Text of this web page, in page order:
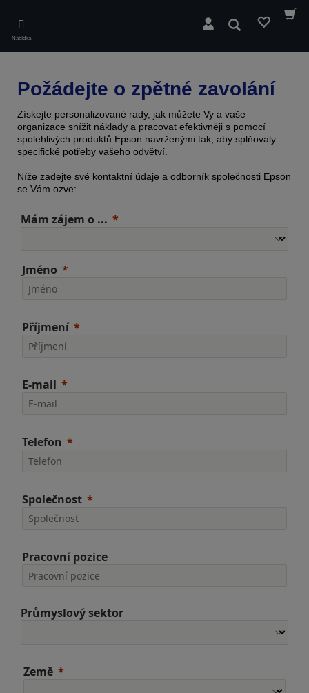
main
content
Nabídka
Hledat
Požádejte o zpětné zavolání
Získejte personalizované rady, jak můžete Vy a vaše
organizace snížit náklady a pracovat efektivněji s pomocí
spolehlivých produktů Epson navrženými tak, aby splňovaly
specifické potřeby vašeho odvětví.
Níže zadejte své kontaktní údaje a odborník společnosti Epson
se Vám ozve:
Mám zájem o ...
Jméno
Příjmení
E-mail
Telefon
Společnost
Pracovní pozice
Průmyslový sektor
Země